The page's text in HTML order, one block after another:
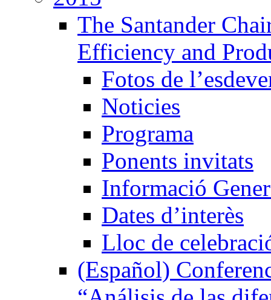
The Santander
Efficiency and
Fotos de
Noticies
Programa
Ponents invitats
Informació
Dates d’interès
Lloc de
(Español)